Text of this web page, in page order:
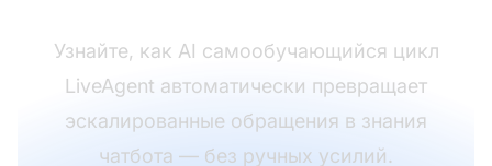
Узнайте, как AI самообучающийся цикл
LiveAgent автоматически превращает
эскалированные обращения в знания
чатбота — без ручных усилий.